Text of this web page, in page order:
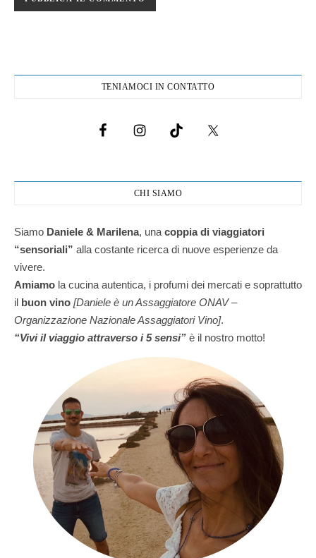
TENIAMOCI IN CONTATTO
CHI SIAMO
Siamo Daniele & Marilena, una coppia di viaggiatori
“sensoriali” alla costante ricerca di nuove esperienze da
vivere.
Amiamo la cucina autentica, i profumi dei mercati e soprattutto
il buon vino [Daniele è un Assaggiatore ONAV –
Organizzazione Nazionale Assaggiatori Vino].
“Vivi il viaggio attraverso i 5 sensi” è il nostro motto!